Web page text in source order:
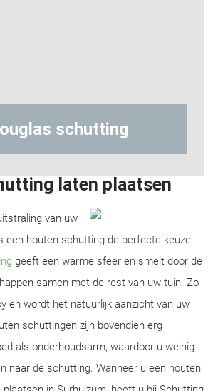
Hout-
laten plaatsen
van uw
een houten schutting de perfecte keuze.
geeft een warme sfeer en smelt door de
samen met de rest van uw tuin. Zo
en wordt het natuurlijk aanzicht van uw
schuttingen zijn bovendien erg
als onderhoudsarm, waardoor u weinig
naar de schutting. Wanneer u een houten